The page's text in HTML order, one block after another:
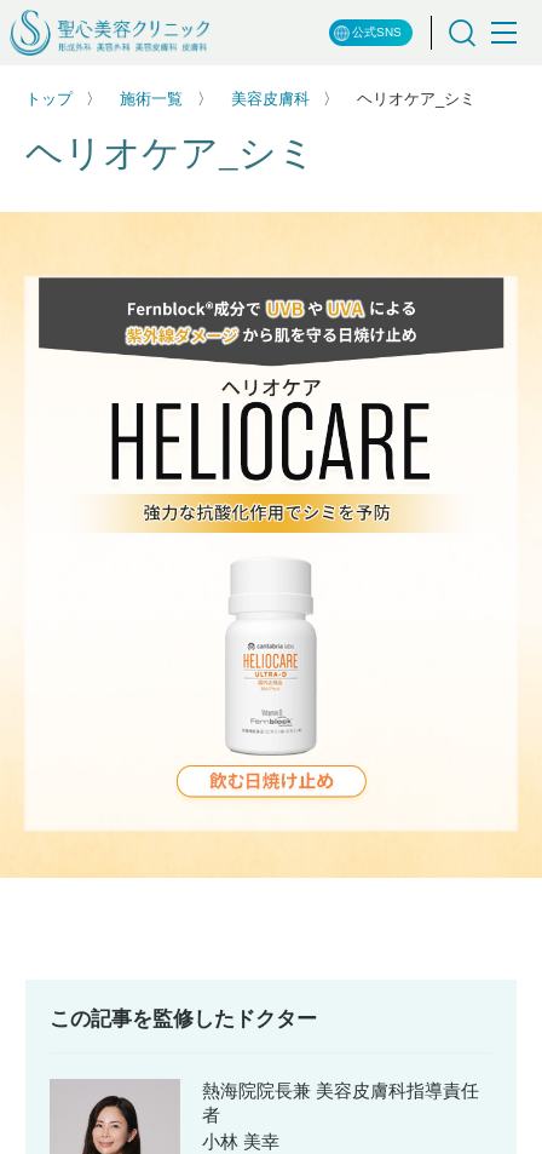
公式SNS
トップ 施術一覧 美容皮膚科 ヘリオケア_シミ
ヘリオケア_シミ
この記事を監修したドクター
熱海院院長兼 美容皮膚科指導責任
者
小林 美幸